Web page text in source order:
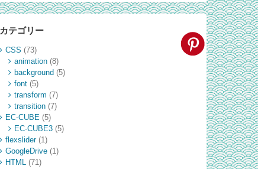
カテゴリー
CSS (73)
animation(8)
background (5)
font(5)
transform (7)
transition(7)
EC-CUBE (5)
EC-CUBE3(5)
flexslider(1)
GoogleDrive(1)
HTML
(71)